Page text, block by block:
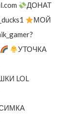
ДОНАТ
МОЙ
УТОЧКА
LOL